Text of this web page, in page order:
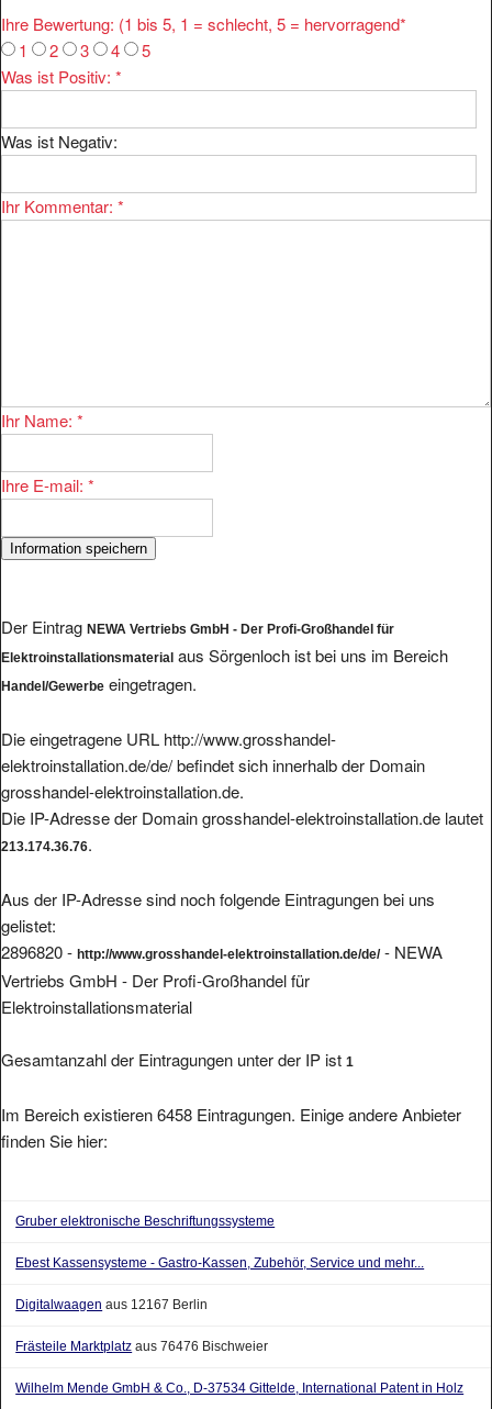
Ihre Bewertung: (1 bis 5, 1 = schlecht, 5 = hervorragend*
1
2 3 4
5
Was ist Positiv: *
Was ist Negativ:
Ihr Kommentar: *
Ihr Name: *
Ihre E-mail: *
Der Eintrag NEWA Vertriebs GmbH - Der Profi-Großhandel für
Elektroinstallationsmaterial aus Sörgenloch ist bei uns im Bereich
Handel/Gewerbe eingetragen.
Die eingetragene URL http://www.grosshandel-
elektroinstallation.de/de/ befindet sich innerhalb der Domain
grosshandel-elektroinstallation.de.
Die IP-Adresse der Domain grosshandel-elektroinstallation.de lautet
213.174.36.76.
Aus der IP-Adresse sind noch folgende Eintragungen bei uns
gelistet:
2896820 - http://www.grosshandel-elektroinstallation.de/de/- NEWA
Vertriebs GmbH - Der Profi-Großhandel für
Elektroinstallationsmaterial
Gesamtanzahl der Eintragungen unter der IP ist 1
Im Bereich existieren 6458 Eintragungen. Einige andere Anbieter
finden Sie hier:
Gruber elektronische Beschriftungssysteme
Ebest Kassensysteme - Gastro-Kassen, Zubehör, Service und mehr...
Digitalwaagen aus 12167 Berlin
Frästeile Marktplatz aus 76476 Bischweier
Wilhelm Mende GmbH & Co., D-37534 Gittelde, International Patent in Holz